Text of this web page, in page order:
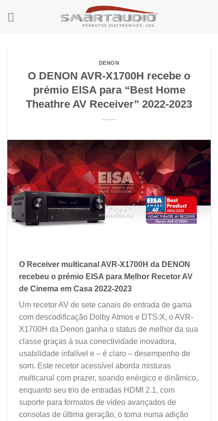
DENON
O DENON AVR-X1700H recebe o
prémio EISA para “Best Home
Theathre AV Receiver” 2022-2023
O Receiver multicanal AVR-X1700H da DENON
recebeu o prémio EISA para Melhor Recetor AV
de Cinema em Casa 2022-2023
Um recetor AV de sete canais de entrada de gama
com descodificação Dolby Atmos e DTS:X, o AVR-
X1700H da Denon ganha o status de melhor da sua
classe graças à sua conectividade inovadora,
usabilidade infalível e – é claro – desempenho de
som. Este recetor acessível aborda misturas
multicanal com prazer, soando enérgico e dinâmico,
enquanto seu trio de entradas HDMI 2.1, com
suporte para formatos de vídeo avançados de
consolas de última geração, o torna numa adição